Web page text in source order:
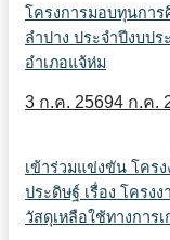
โครงการมอบทุนกา
ลำปาง ประจำปีงบป
อำเภอแจ้ห่ม
3 ก.ค. 25694 ก.ค.
เข้าร่วมแข่งขัน โคร
ประดิษฐ์ เรื่อง โครง
วัสดุเหลือใช้ทางการ